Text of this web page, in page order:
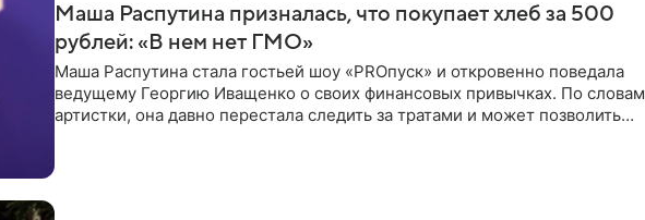
Маша Распутина призналась, что покупает хлеб за 500
рублей: «В нем нет ГМО»
Маша Распутина стала гостьей шоу «PROпуск» и откровенно поведала
ведущему Георгию Иващенко о своих финансовых привычках. По словам
артистки, она давно перестала следить за тратами и может позволить